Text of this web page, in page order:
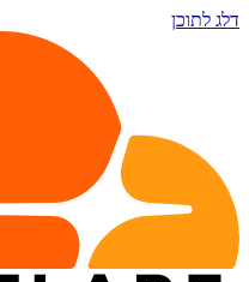
דלג לתוכן